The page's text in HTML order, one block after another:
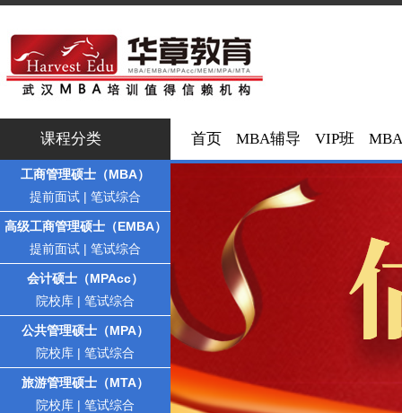
课程分类
工商管理硕士（MBA）
提前面试 | 笔试综合
高级工商管理硕士（EMBA）
提前面试 | 笔试综合
会计硕士（MPAcc）
院校库 | 笔试综合
公共管理硕士（MPA）
院校库 | 笔试综合
旅游管理硕士（MTA）
院校库 | 笔试综合
首页 MBA辅导 VIP班